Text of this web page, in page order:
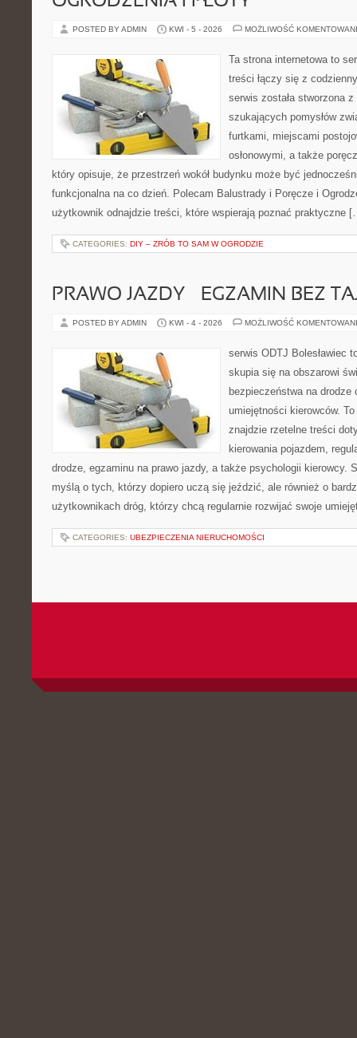
POSTED BY ADMIN KWI - 5 - 2026 MOŻLIWOŚĆ
Ta strona internetowa to
treści łączy się z
serwis została stworzona
szukających pomysłów
furtkami, miejscami
osłonowymi, a także
który opisuje, że przestrzeń wokół budynku może być
funkcjonalna na co dzień. Polecam Balustrady i Poręcze i
użytkownik odnajdzie treści, które wspierają poznać praktyczne
CATEGORIES: DIY – ZRÓB TO SAM W OGRODZIE
PRAWO JAZDY – EGZAMIN BEZ
POSTED BY ADMIN KWI - 4 - 2026 MOŻLIWOŚĆ
serwis ODTJ Bolesławiec
skupia się na obszarowi
bezpieczeństwa na drodze
umiejętności kierowców.
znajdzie rzetelne treści
kierowania pojazdem,
drodze, egzaminu na prawo jazdy, a także psychologii kierowcy.
myślą o tych, którzy dopiero uczą się jeździć, ale również o
użytkownikach dróg, którzy chcą regularnie rozwijać swoje
CATEGORIES: UBEZPIECZENIA NIERUCHOMOŚCI